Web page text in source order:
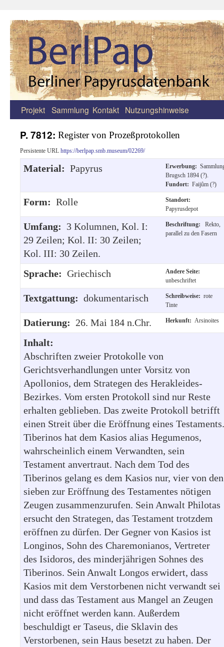
Zum
springen
Projekt Sammlung Kontakt Nutzungshinweise
P. 7812: Register von Prozeßprotokollen
Persistente URL https://berlpap.smb.museum/02269/
Material: Papyrus Erwerbung:
Brugsch 1894 (?).
Fundort: Faijûm (?)
Form: Rolle
Standort:
Papyrusdepot
Umfang: 3 Kolumnen, Kol. I:
29 Zeilen; Kol. II: 30 Zeilen;
Kol. III: 30 Zeilen.
Beschriftung:
Rekto,
parallel zu den Fasern
Sprache: Griechisch
Andere Seite:
unbeschriftet
Textgattung: dokumentarisch Schreibweise: rote
Tinte
Datierung: 26. Mai 184 n.Chr. Herkunft: Arsinoites
Inhalt:
Abschriften zweier Protokolle von
Gerichtsverhandlungen unter Vorsitz von
Apollonios, dem Strategen des Herakleides-
Bezirkes. Vom ersten Protokoll sind nur Reste
erhalten geblieben. Das zweite Protokoll betrifft
einen Streit über die Eröffnung eines Testaments.
Tiberinos hat dem Kasios alias Hegumenos,
wahrscheinlich einem Verwandten, sein
Testament anvertraut. Nach dem Tod des
Tiberinos gelang es dem Kasios nur, vier von den
sieben zur Eröffnung des Testamentes nötigen
Zeugen zusammenzurufen. Sein Anwalt Philotas
ersucht den Strategen, das Testament trotzdem
eröffnen zu dürfen. Der Gegner von Kasios ist
Longinos, Sohn des Charemonianos, Vertreter
des Isidoros, des minderjährigen Sohnes des
Tiberinos. Sein Anwalt Longos erwidert, dass
Kasios mit dem Verstorbenen nicht verwandt sei
und dass das Testament aus Mangel an Zeugen
nicht eröffnet werden kann. Außerdem
beschuldigt er Taseus, die Sklavin des
Verstorbenen, sein Haus besetzt zu haben. Der